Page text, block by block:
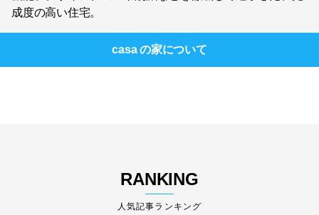
成度の高い住宅。
casa の家について
RANKING
人気記事ランキング